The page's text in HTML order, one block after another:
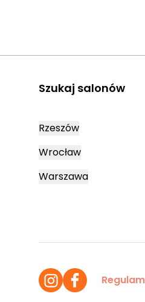
Szukaj salonów
Rzeszów
Wrocław
Warszawa